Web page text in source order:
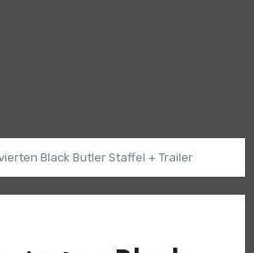
Black Butler Staffel + Trailer